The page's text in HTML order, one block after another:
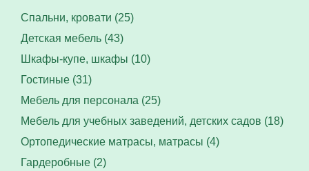
Спальни, кровати (25)
Детская мебель (43)
Шкафы-купе, шкафы (10)
Гостиные (31)
Мебель для персонала (25)
Мебель для учебных заведений, детских садов (18)
Ортопедические матрасы, матрасы (4)
Гардеробные (2)